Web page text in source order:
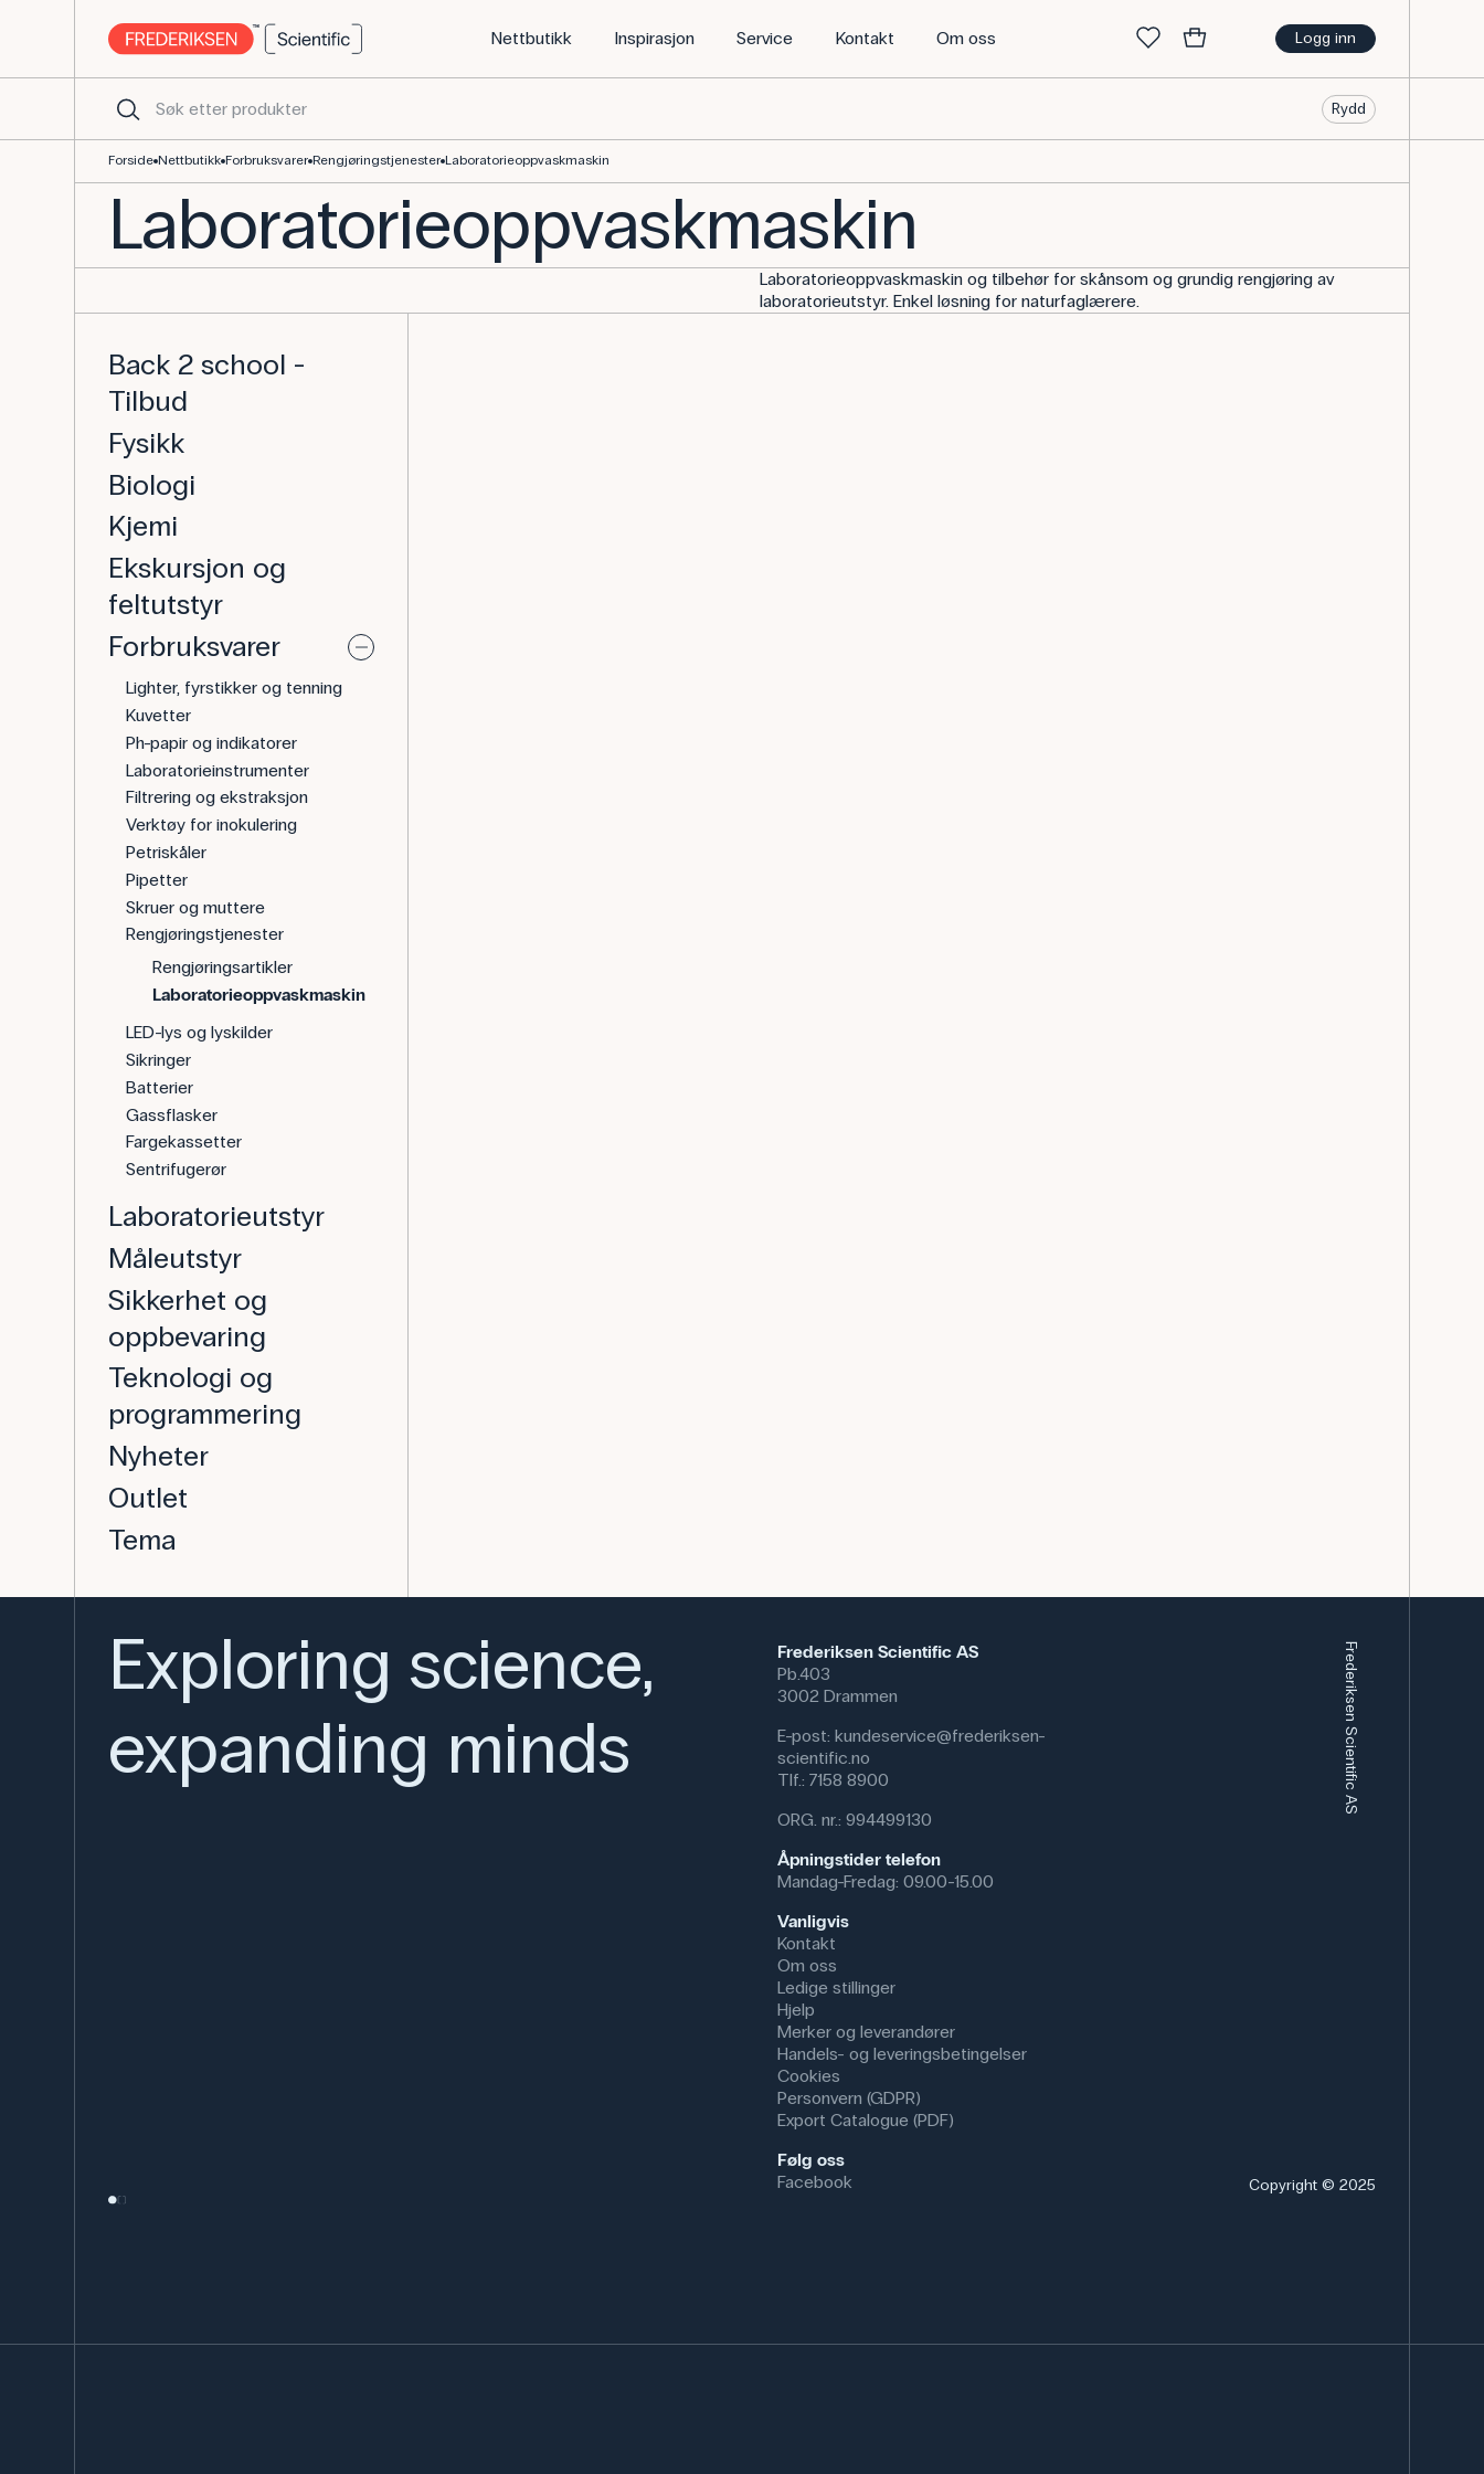
Logg inn
Nettbutikk Inspirasjon Service Kontakt Om oss
Rydd
Forside Nettbutikk Forbruksvarer Rengjøringstjenester Laboratorieoppvaskmaskin
Laboratorieoppvaskmaskin
Laboratorieoppvaskmaskin og tilbehør for skånsom og grundig rengjøring av
laboratorieutstyr. Enkel løsning for naturfaglærere.
Back 2 school -
Tilbud
Fysikk
Biologi
Kjemi
Ekskursjon og
feltutstyr
Forbruksvarer
Lighter, fyrstikker og tenning
Kuvetter
Ph-papir og indikatorer
Laboratorieinstrumenter
Filtrering og ekstraksjon
Verktøy for inokulering
Petriskåler
Pipetter
Skruer og muttere
Rengjøringstjenester
Rengjøringsartikler
Laboratorieoppvaskmaskin
LED-lys og lyskilder
Sikringer
Batterier
Gassflasker
Fargekassetter
Sentrifugerør
Laboratorieutstyr
Måleutstyr
Sikkerhet og
oppbevaring
Teknologi og
programmering
Nyheter
Outlet
Tema
Exploring science,
expanding minds
Frederiksen Scientific AS
Pb.403
3002 Drammen
E-post: kundeservice@frederiksen-
scientific.no
Tlf.: 7158 8900
ORG. nr.: 994499130
Åpningstider telefon
Mandag-Fredag: 09.00-15.00
Vanligvis
Kontakt
Om oss
Ledige stillinger
Hjelp
Merker og leverandører
Handels- og leveringsbetingelser
Cookies
Personvern (GDPR)
Export Catalogue (PDF)
Følg oss
Facebook
Frederiksen Scientific AS
Copyright © 2025